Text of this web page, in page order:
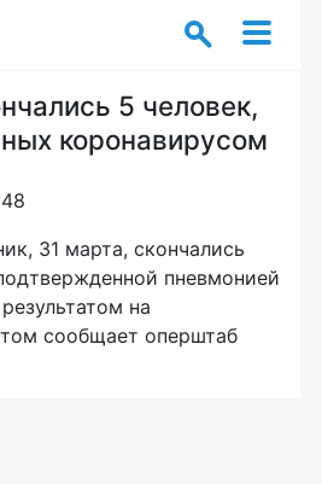
5 человек,
коронавирусом
31 марта, скончались
пневмонией
на
сообщает оперштаб